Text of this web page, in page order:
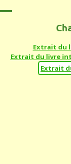
Extrait du
Extrait du livre
Extrait